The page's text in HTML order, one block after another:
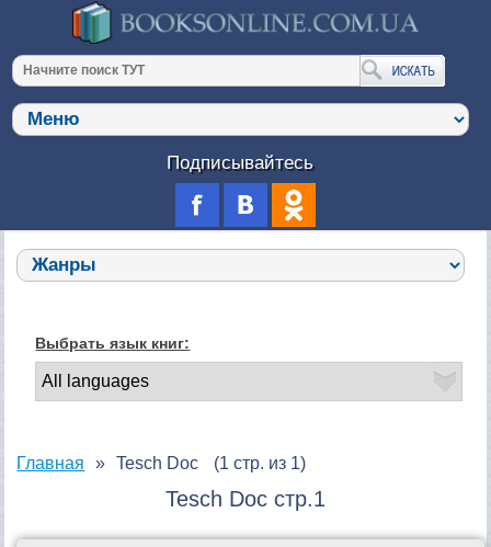
Подписывайтесь
Выбрать язык книг:
Главная Tesch Doc (1 стр. из 1)
Tesch Doc стр.1